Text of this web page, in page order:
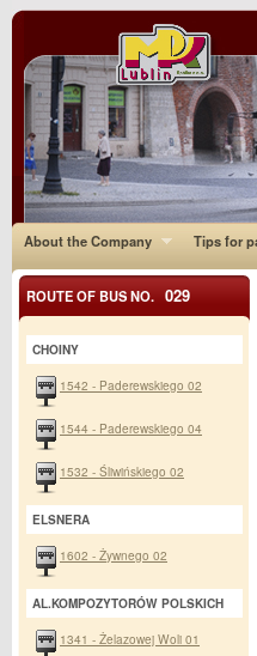
About the Company Tips for
ROUTE OF BUS NO. 029
CHOINY
1542 - Paderewskiego 02
1544 - Paderewskiego 04
1532 - Śliwińskiego 02
ELSNERA
1602 - Żywnego 02
AL.KOMPOZYTORÓW POLSKICH
1341 - Żelazowej Woli 01